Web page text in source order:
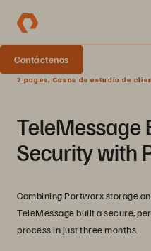
Contáctenos
2 pages, Casos de estudio de
TeleMessage
Security with
Combining Portworx storage
TeleMessage built a secure,
process in just three months.